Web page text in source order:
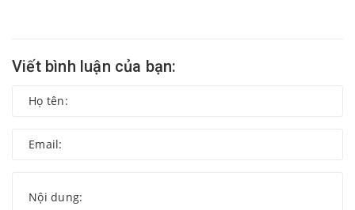
Viết bình luận của bạn: